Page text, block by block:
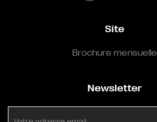
Site
Brochure mensuelle
Newsletter